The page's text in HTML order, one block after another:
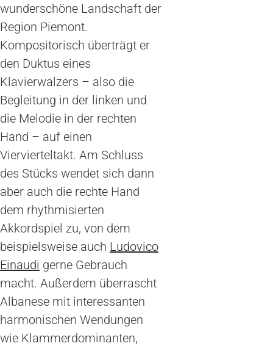
wunderschöne Landschaft der
Region Piemont.
Kompositorisch überträgt er
den Duktus eines
Klavierwalzers – also die
Begleitung in der linken und
die Melodie in der rechten
Hand – auf einen
Viervierteltakt. Am Schluss
des Stücks wendet sich dann
aber auch die rechte Hand
dem rhythmisierten
Akkordspiel zu, von dem
beispielsweise auch Ludovico
Einaudi gerne Gebrauch
macht. Außerdem überrascht
Albanese mit interessanten
harmonischen Wendungen
wie Klammerdominanten,